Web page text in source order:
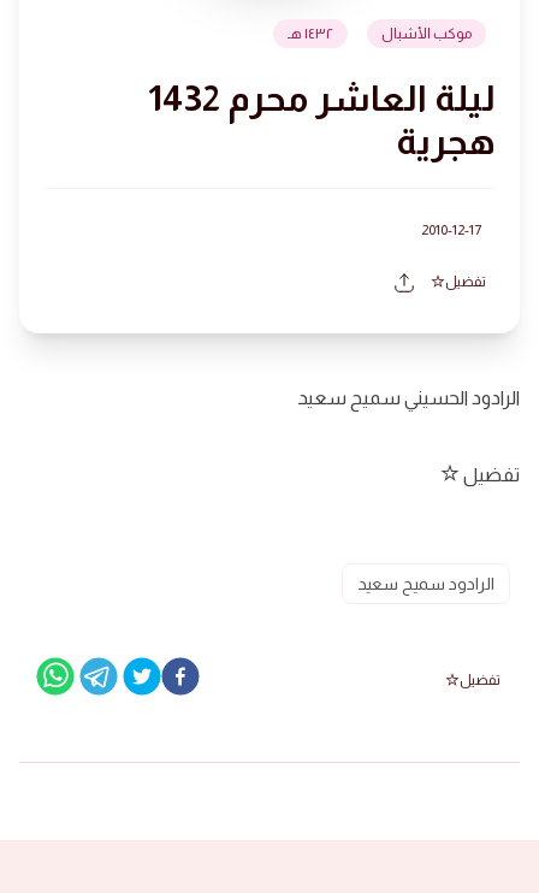
موكب الأشبال ١٤٣٢ هـ
ليلة العاشر محرم 1432
هجرية
2010-12-17
تفضيل
الرادود الحسيني سميح سعيد
تفضيل
الرادود سميح سعيد
تفضيل